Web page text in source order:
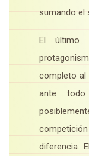
sumando el
El último
completo al
ante
diferencia. El